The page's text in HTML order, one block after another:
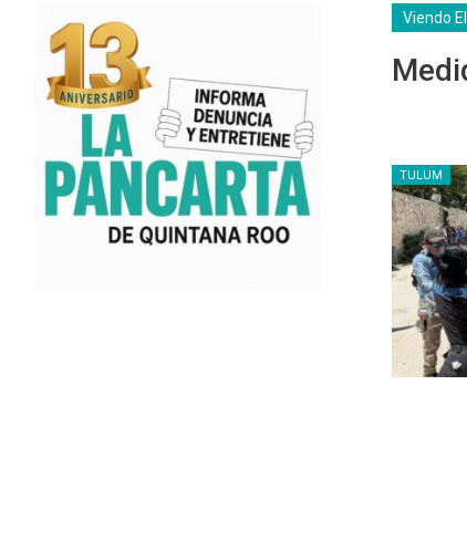
Viendo
TULUM